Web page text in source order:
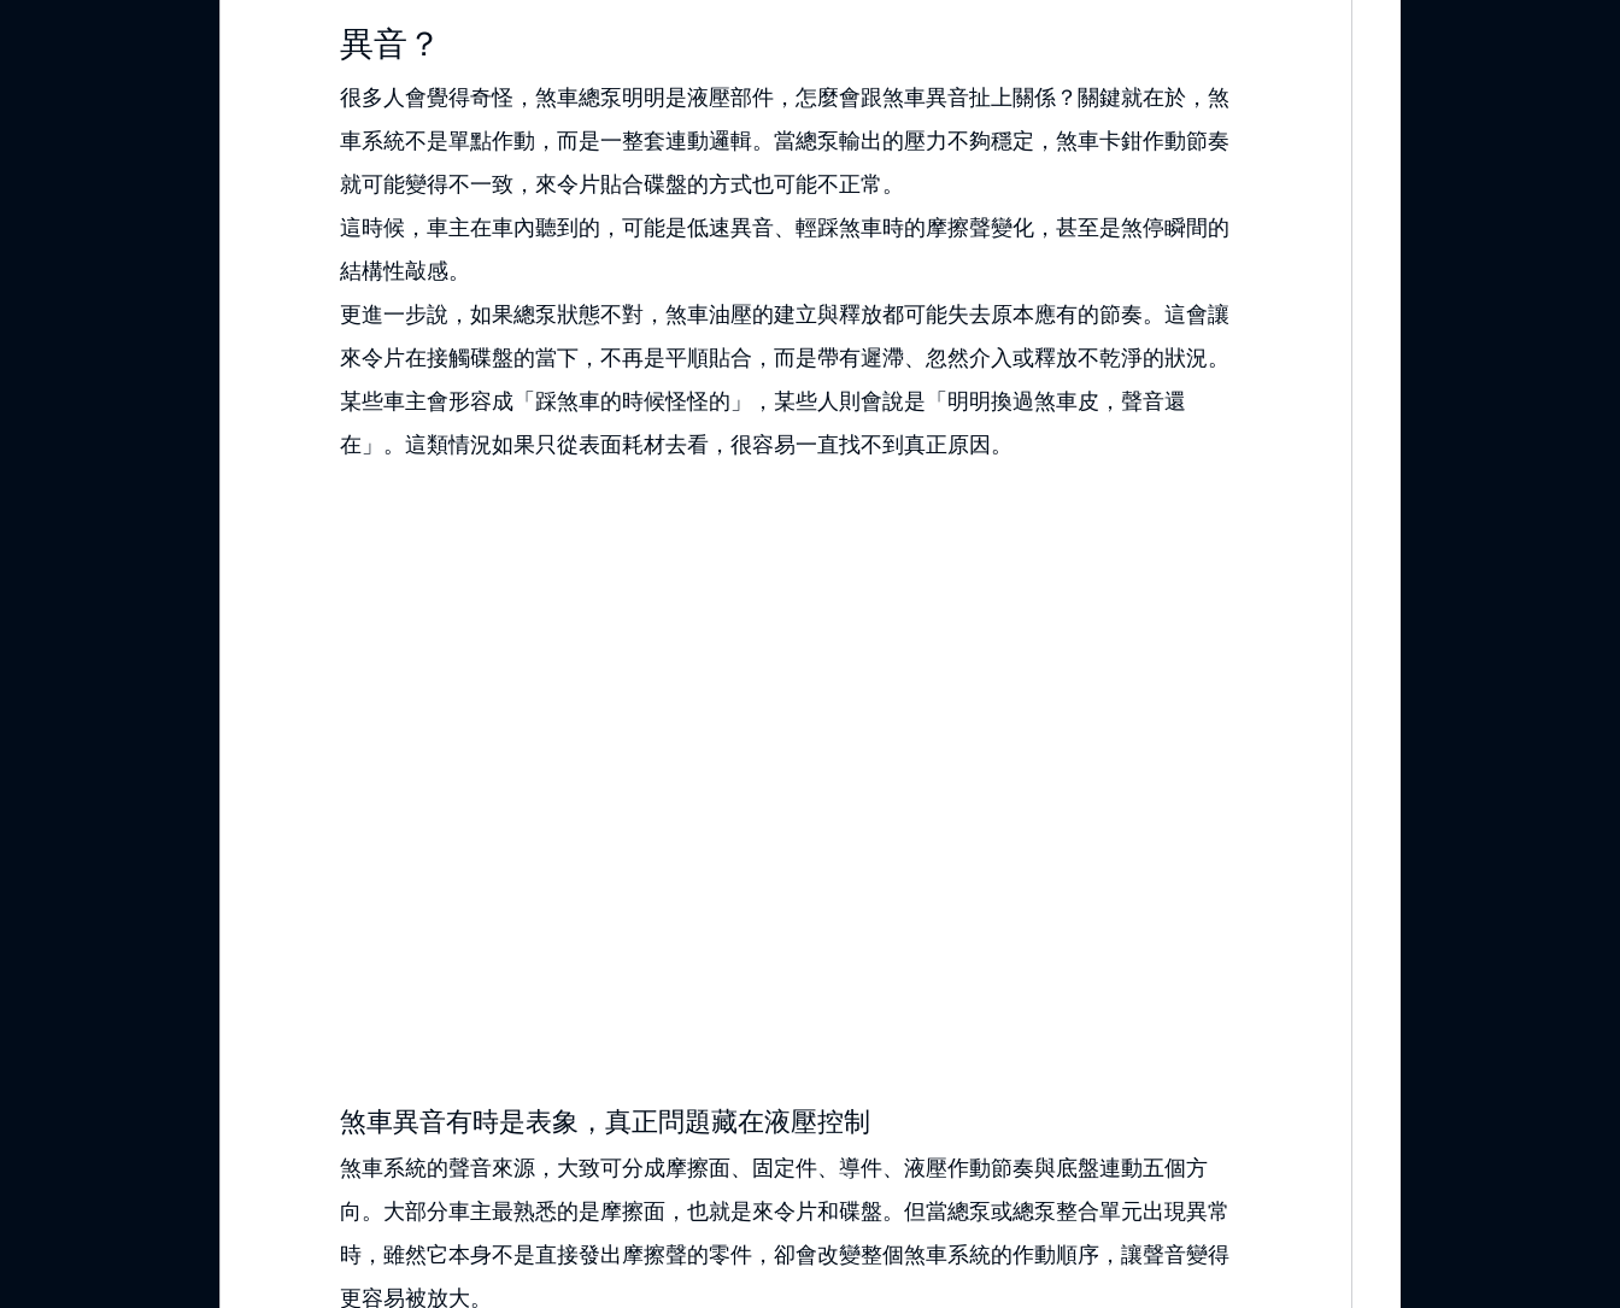
異音？
很多人會覺得奇怪，煞車總泵明明是液壓部件，怎麼會跟煞車異音扯上關係？關鍵就在於，煞
車系統不是單點作動，而是一整套連動邏輯。當總泵輸出的壓力不夠穩定，煞車卡鉗作動節奏
就可能變得不一致，來令片貼合碟盤的方式也可能不正常。
這時候，車主在車內聽到的，可能是低速異音、輕踩煞車時的摩擦聲變化，甚至是煞停瞬間的
結構性敲感。
更進一步說，如果總泵狀態不對，煞車油壓的建立與釋放都可能失去原本應有的節奏。這會讓
來令片在接觸碟盤的當下，不再是平順貼合，而是帶有遲滯、忽然介入或釋放不乾淨的狀況。
某些車主會形容成「踩煞車的時候怪怪的」，某些人則會說是「明明換過煞車皮，聲音還
在」。這類情況如果只從表面耗材去看，很容易一直找不到真正原因。
煞車異音有時是表象，真正問題藏在液壓控制
煞車系統的聲音來源，大致可分成摩擦面、固定件、導件、液壓作動節奏與底盤連動五個方
向。大部分車主最熟悉的是摩擦面，也就是來令片和碟盤。但當總泵或總泵整合單元出現異常
時，雖然它本身不是直接發出摩擦聲的零件，卻會改變整個煞車系統的作動順序，讓聲音變得
更容易被放大。